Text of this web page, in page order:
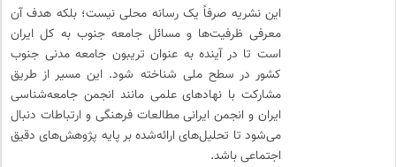
این نشریه صرفاً یک رسانه محلی نیست؛ بلکه هدف آن
معرفی ظرفیت‌ها و مسائل جامعه جنوب به کل ایران
است تا در آینده به عنوان تریبون جامعه مدنی جنوب
کشور در سطح ملی شناخته شود. این مسیر از طریق
مشارکت با نهادهای علمی مانند انجمن جامعه‌شناسی
ایران و انجمن ایرانی مطالعات فرهنگی و ارتباطات دنبال
می‌شود تا تحلیل‌های ارائه‌شده بر پایه پژوهش‌های دقیق
اجتماعی باشد.